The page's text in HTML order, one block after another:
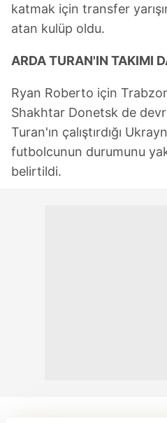
katmak için transfer
atan kulüp oldu.
ARDA TURAN'IN TAKIMI
Ryan Roberto için
Shakhtar Donetsk de
Turan'ın çalıştırdığı
futbolcunun durumunu
belirtildi.